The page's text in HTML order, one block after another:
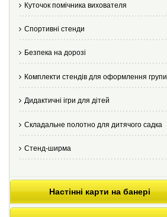
Куточок помічника вихователя
Спортивні стенди
Безпека на дорозі
Комплекти стендів для оформлення групи
Дидактичні ігри для дітей
Складальне полотно для дитячого садка
Стенд-ширма
Настінні карти на банері